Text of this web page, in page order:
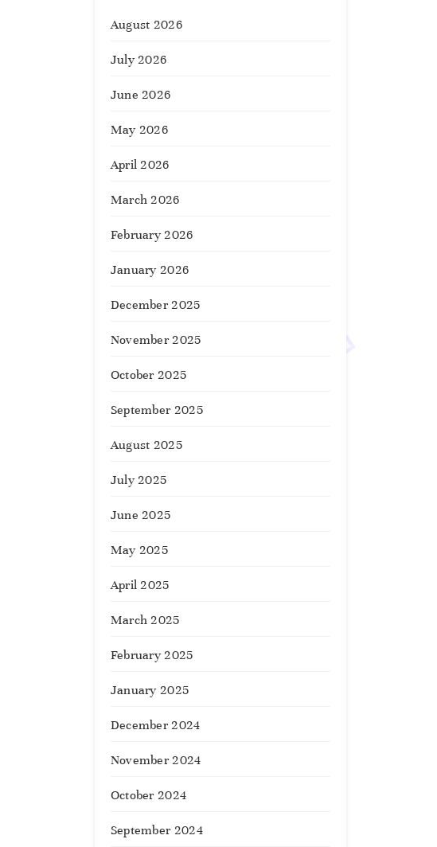
August 2026
July 2026
June 2026
May 2026
April 2026
March 2026
February 2026
January 2026
December 2025
November 2025
October 2025
September 2025
August 2025
July 2025
June 2025
May 2025
April 2025
March 2025
February 2025
January 2025
December 2024
November 2024
October 2024
September 2024